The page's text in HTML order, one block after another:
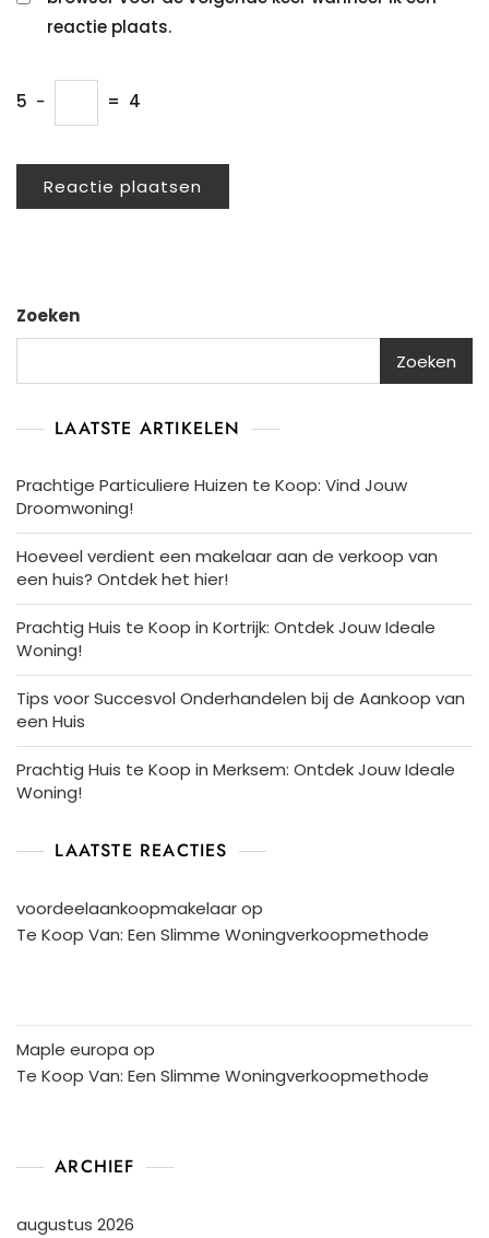
reactie plaats.
5 − = 4
Zoeken
Zoeken
LAATSTE ARTIKELEN
Prachtige Particuliere Huizen te Koop: Vind Jouw
Droomwoning!
Hoeveel verdient een makelaar aan de verkoop van
een huis? Ontdek het hier!
Prachtig Huis te Koop in Kortrijk: Ontdek Jouw Ideale
Woning!
Tips voor Succesvol Onderhandelen bij de Aankoop van
een Huis
Prachtig Huis te Koop in Merksem: Ontdek Jouw Ideale
Woning!
LAATSTE REACTIES
voordeelaankoopmakelaarop
Te Koop Van: Een Slimme Woningverkoopmethode
Maple europa op
Te Koop Van: Een Slimme Woningverkoopmethode
ARCHIEF
augustus 2026